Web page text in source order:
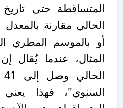
المتساقطة حتى
الحالي مقارنة
أو بالموسم المطري
المثال، عندما يُقال
السنوي"، فهذا